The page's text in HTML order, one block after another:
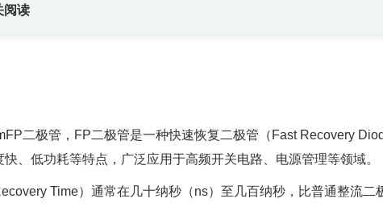
阅读
二极管，FP二极管是一种快速恢复二极管（Fast Recovery
、低功耗等特点，广泛应用于高频开关电路、电源管理等领域。
Time）通常在几十纳秒（ns）至几百纳秒，比普通整流二